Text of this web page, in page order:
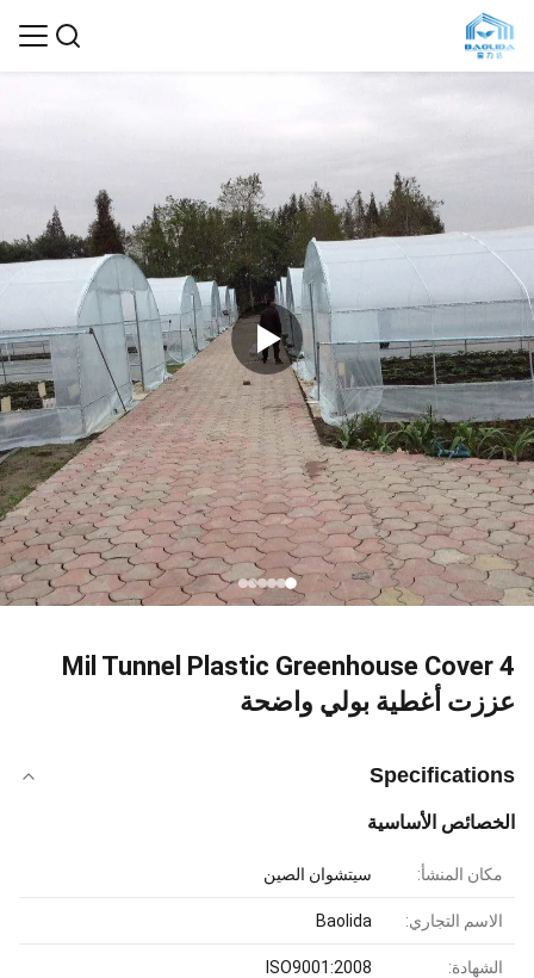
4 Mil Tunnel Plastic Greenhouse Cover
عززت أغطية بولي واضحة
Specifications
الخصائص الأساسية
مكان المنشأ: سيتشوان الصين
الاسم التجاري: Baolida
الشهادة: ISO9001:2008